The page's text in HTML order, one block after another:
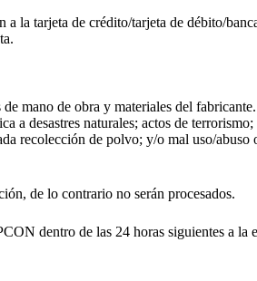
la tarjeta de crédito/tarjeta de débito/
mano de obra y materiales del
desastres naturales; actos de
recolección de polvo; y/o mal uso/
de lo contrario no serán procesados.
dentro de las 24 horas siguientes a